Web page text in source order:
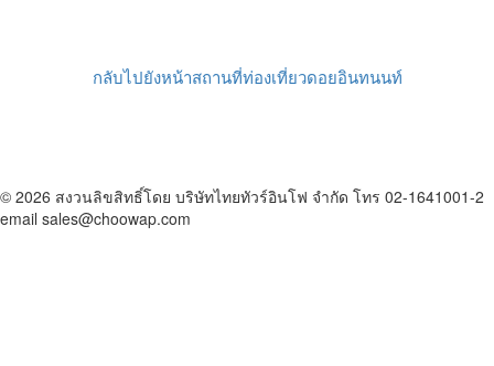
กลับไปยังหน้าสถานที่ท่องเที่ยวดอยอินทนนท์
© 2026 สงวนลิขสิทธิ์โดย บริษัทไทยทัวร์อินโฟ จำกัด โทร 02-1641001-2
email sales@choowap.com